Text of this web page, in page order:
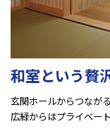
和室という贅
玄関ホールからつなが
広緑からはプライベー